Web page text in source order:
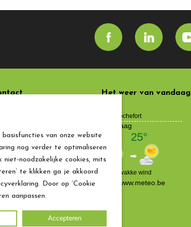
Mont-Gauthier,
(0) 495 8127 48
Het weer van vandaag
van onze website
nog verder te optimaliseren
niet-noodzakelijke cookies, mits
te klikken ga je akkoord
Door op ‘Cookie
aanpassen.
Accepteren